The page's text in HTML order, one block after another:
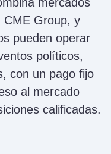
CME Group, y
pueden operar
políticos,
con un pago fijo
al mercado
calificadas.